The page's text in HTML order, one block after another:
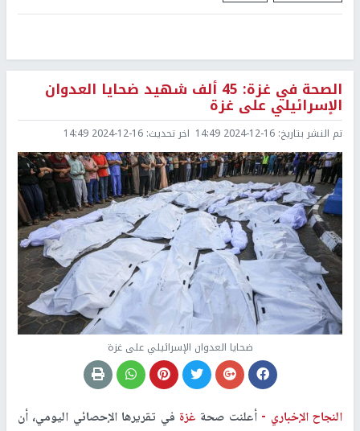
الصحة في غزة: 45 ألف شهيد ضحايا العدوان
الإسرائيلي على غزة
تم النشر بتاريخ: 2024-12-16 14:49 اخر تحديث: 2024-12-16 14:49
ضحايا العدوان الإسرائيلي على غزة
النجاح الإخباري -أعلنت صحة غزة في تقريرها الإحصائي اليومي، أن